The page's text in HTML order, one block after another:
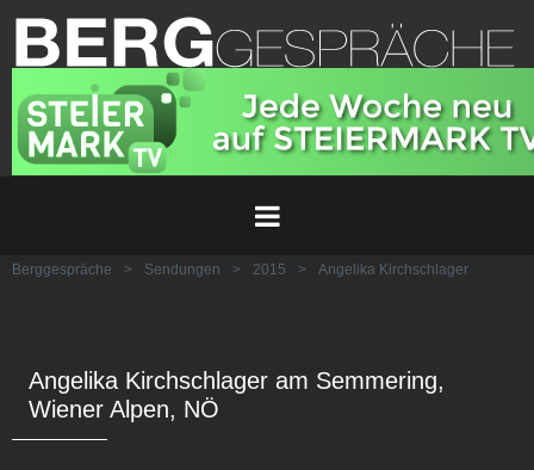
Berggespräche > Sendungen > 2015 > Angelika Kirchschlager
Angelika Kirchschlager am Semmering,
Wiener Alpen, NÖ